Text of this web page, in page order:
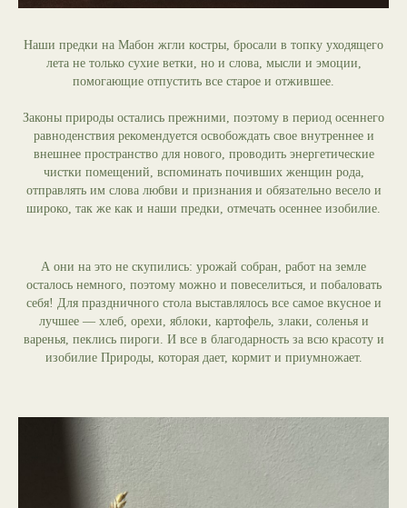
Наши предки на Мабон жгли костры, бросали в топку уходящего
лета не только сухие ветки, но и слова, мысли и эмоции,
помогающие отпустить все старое и отжившее.
Законы природы остались прежними, поэтому в период осеннего
равноденствия рекомендуется освобождать свое внутреннее и
внешнее пространство для нового, проводить энергетические
чистки помещений, вспоминать почивших женщин рода,
отправлять им слова любви и признания и обязательно весело и
широко, так же как и наши предки, отмечать осеннее изобилие.
А они на это не скупились: урожай собран, работ на земле
осталось немного, поэтому можно и повеселиться, и побаловать
себя! Для праздничного стола выставлялось все самое вкусное и
лучшее — хлеб, орехи, яблоки, картофель, злаки, соленья и
варенья, пеклись пироги. И все в благодарность за всю красоту и
изобилие Природы, которая дает, кормит и приумножает.